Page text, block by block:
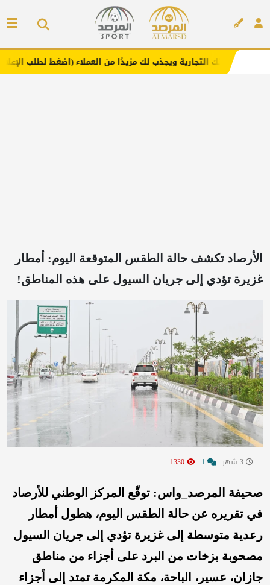
ويجذب لك مزيدًا من العملاء (اضغط لطلب الإعلان)
الأرصاد تكشف حالة الطقس المتوقعة اليوم: أمطار
غزيرة تؤدي إلى جريان السيول على هذه المناطق!
صحيفة المرصد_واس: توقّع المركز الوطني للأرصاد
في تقريره عن حالة الطقس اليوم، هطول أمطار
رعدية متوسطة إلى غزيرة تؤدي إلى جريان السيول
مصحوبة بزخات من البرد على أجزاء من مناطق
جازان، عسير، الباحة، مكة المكرمة تمتد إلى أجزاء